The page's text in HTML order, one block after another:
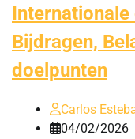
Internationale
Bijdragen,
doelpunten
Carlos
04/02/2026